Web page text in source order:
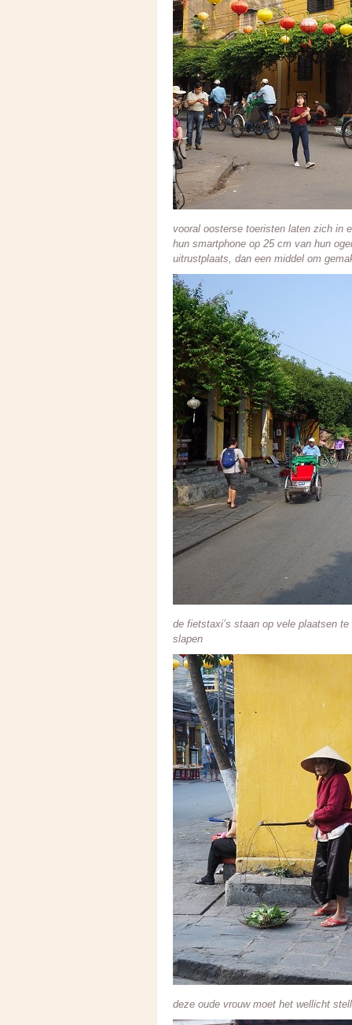
vooral oosterse toeristen laten zich in
hun smartphone op 25 cm van hun
uitrustplaats, dan een middel om
de fietstaxi’s staan op vele plaatsen
slapen
deze oude vrouw moet het wellicht